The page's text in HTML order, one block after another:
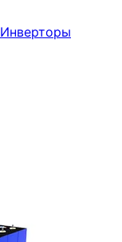
Инверторы